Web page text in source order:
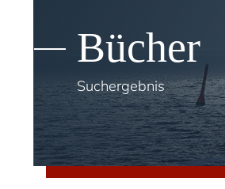
Bücher
Suchergebnis